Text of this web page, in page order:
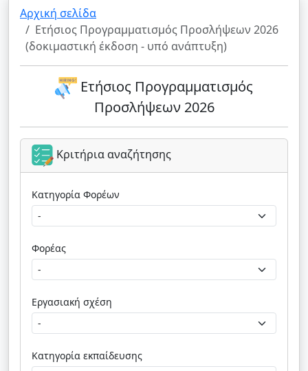
Αρχική σελίδα
Ετήσιος Προγραμματισμός Προσλήψεων 2026
(δοκιμαστική έκδοση - υπό ανάπτυξη)
Ετήσιος Προγραμματισμός
Προσλήψεων 2026
Κριτήρια αναζήτησης
Κατηγορία Φορέων
Φορέας
Εργασιακή σχέση
Κατηγορία εκπαίδευσης